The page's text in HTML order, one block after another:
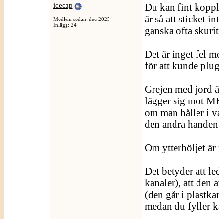
icecap
Medlem sedan: dec 2025
Inlägg: 24
Du kan fint
är så att sticket
ganska ofta
Det är inget fel
för att kunde
Grejen med jord
lägger sig mot
om man håller i
den andra
Om ytterhöljet är
Det betyder att
kanaler), att den
(den går i
medan du fyller